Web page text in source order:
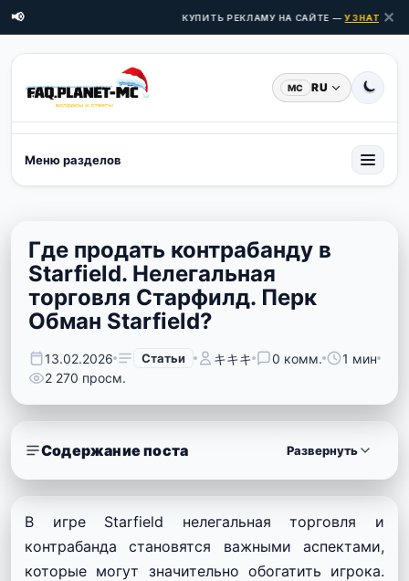
📢 КУПИТЬ РЕКЛАМУ НА САЙТЕ —УЗНАТЬ ✕
MC RU
Меню разделов
Где продать контрабанду в
Starfield. Нелегальная
торговля Старфилд. Перк
Обман Starfield?
13.02.2026 Статьи キキキ 0 комм.
1 мин
2 270 просм.
Содержание поста Развернуть
В игре Starfield нелегальная торговля и
контрабанда становятся важными аспектами,
которые могут значительно обогатить игрока.